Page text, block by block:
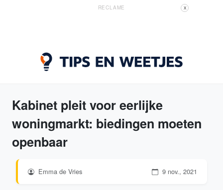
RECLAME X
Kabinet pleit voor eerlijke
woningmarkt: biedingen moeten
openbaar
Emma de Vries 9 nov., 2021